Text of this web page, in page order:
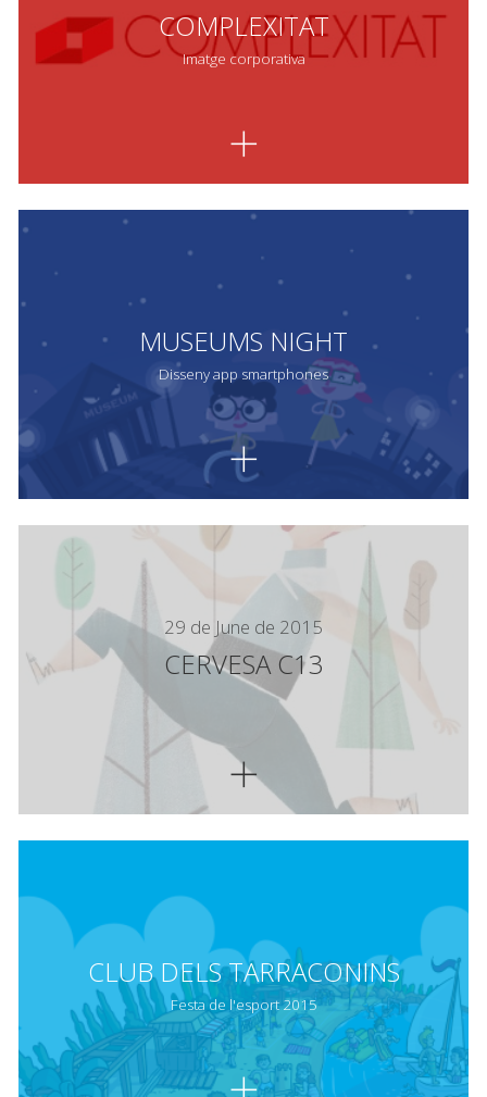
COMPLEXITAT
Imatge corporativa
MUSEUMS NIGHT
Disseny app smartphones
29 de June de 2015
CERVESA C13
CLUB DELS TARRACONINS
Festa de l'esport 2015